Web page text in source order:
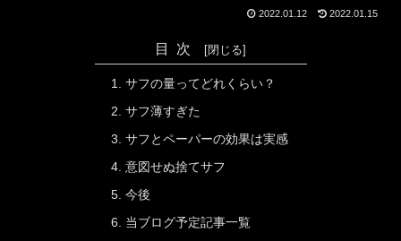
2022.01.12 2022.01.15
目次
サフの量ってどれくらい？
サフ薄すぎた
サフとペーパーの効果は実感
意図せぬ捨てサフ
今後
当ブログ予定記事一覧